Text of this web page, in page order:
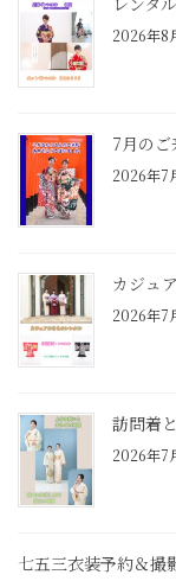
ン
2026年8
7月のご
2026年7
カジュ
2026年7
訪問着
2026年7
七五三衣装予約＆撮